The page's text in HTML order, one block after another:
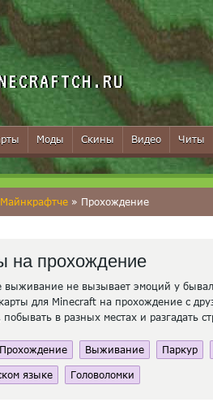
Моды Скины Видео Читы
» Прохождение
на прохождение
выживание не вызывает эмоций у
для Minecraft на прохождение с
побывать в разных местах и разгадать
Прохождение Выживание Паркур
языке Головоломки